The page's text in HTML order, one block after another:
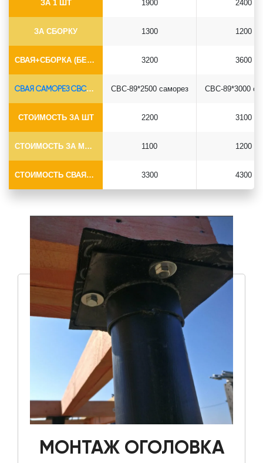
ЗА 1 ШТ
ЗА СБОРКУ
СВАЯ+СБОРКА (БЕЗ ОГОЛОВКА)
1900
1300
3200
2400
1200
3600
СВАЯ САМОРЕЗ СВС-Ø89*6.5
СТОИМОСТЬ ЗА ШТ
СТОИМОСТЬ ЗА МОНТАЖ
СТОИМОСТЬ СВАЯ+МОНТАЖ (БЕЗ ОГОЛОВКА)
СВС-89*2500 саморез
2200
1100
3300
СВС-89*3000
3100
1200
4300
МОНТАЖ ОГОЛОВКА